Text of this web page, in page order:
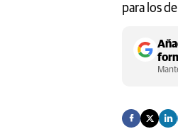
para los